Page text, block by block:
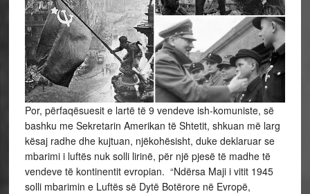
Por, përfaqësuesit e lartë të 9 vendeve ish-komuniste, së
bashku me Sekretarin Amerikan të Shtetit, shkuan më larg
kësaj radhe dhe kujtuan, njëkohësisht, duke deklaruar se
mbarimi i luftës nuk solli lirinë, për një pjesë të madhe të
vendeve të kontinentit evropian. “Ndërsa Maji i vitit 1945
solli mbarimin e Luftës së Dytë Botërore në Evropë,